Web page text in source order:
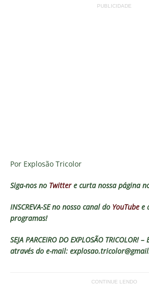
PUBLICIDADE
Por Explosão Tricolor
Siga-nos no Twittere curta nossa página
INSCREVA-SE no nosso canal do YouTube e
programas!
SEJA PARCEIRO DO EXPLOSÃO TRICOLOR!
através do e-mail:
CONTINUE LENDO